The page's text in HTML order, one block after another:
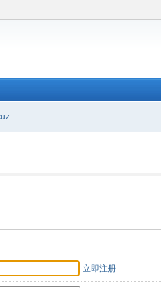
立即注册